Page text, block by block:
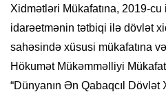
Xidmətləri Mükafatına, 2019-
idarəetmənin tətbiqi ilə dövlət
sahəsində xüsusi mükafatına
Hökumət Mükəmməlliyi
“Dünyanın Ən Qabaqcıl Dövlət